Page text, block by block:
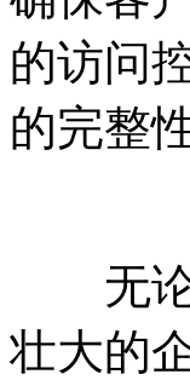
的访问
的完整
无论
壮大的